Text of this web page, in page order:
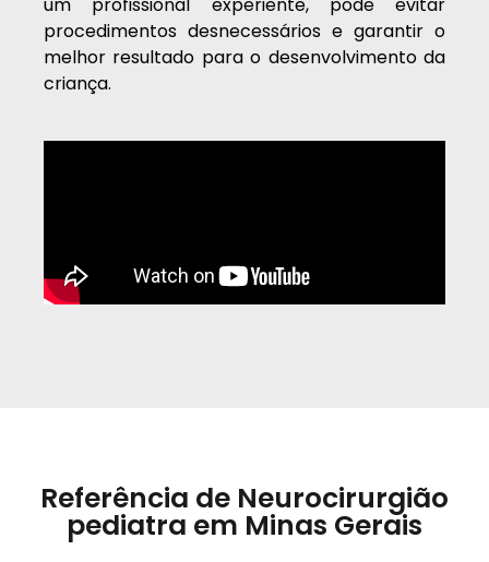
um profissional experiente, pode evitar
procedimentos desnecessários e garantir o
melhor resultado para o desenvolvimento da
criança.
Referência de Neurocirurgião
pediatra em Minas Gerais